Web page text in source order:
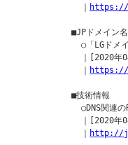
https://
■JPドメイン
○「LGドメ
｜[2020年
https://
■技術情報
○DNS関連の
｜[2020年
http://